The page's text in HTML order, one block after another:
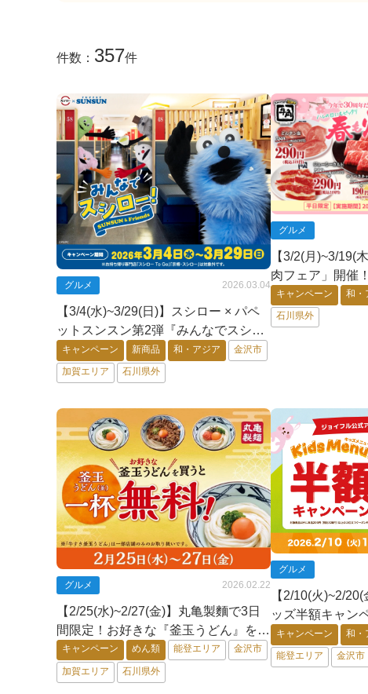
件数： 357件
グルメ 2026.03.04
【3/4(水)~3/29(日)】スシロー × パペ
ットスンスン第2弾『みんなでスシロ
ー！』~お食事券10,000円分が当たる
キャンペーンも実施！~
キャンペーン 新商品 和・アジア 金沢市
加賀エリア 石川県外
グルメ
【3/2(月)~3/19(
肉フェア」開催
ン・カルビ290
日限定】
キャンペーン 和・
石川県外
グルメ 2026.02.22
【2/25(水)~2/27(金)】丸亀製麵で3日
間限定！お好きな『釜玉うどん』を買
うと『釜玉うどん』一杯無料でプレゼ
ント！
キャンペーン めん類 能登エリア 金沢市
加賀エリア 石川県外
グルメ
【2/10(火)~2/
ッズ半額キャン
て世帯全力応援
キャンペーン 和・
能登エリア 金沢市